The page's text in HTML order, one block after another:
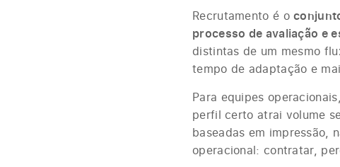
Recrutamento é o
processo de avaliação e
distintas de um mesmo
tempo de adaptação e
Para equipes
perfil certo atrai volume
baseadas em impressão,
operacional: contratar,